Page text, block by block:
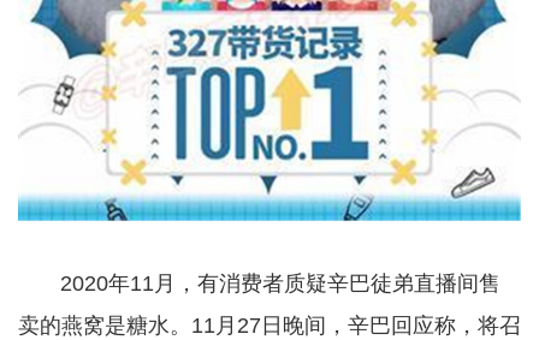
2020年11月，有消费者质疑辛巴徒弟直播间售
卖的燕窝是糖水。11月27日晚间，辛巴回应称，将召